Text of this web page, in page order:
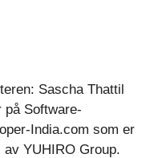
Sascha Thattil
på Software-
India.com som er
av YUHIRO Group.